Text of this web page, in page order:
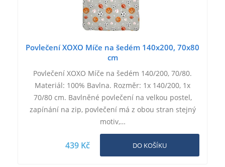
Povlečení XOXO Míče na šedém 140x200, 70x80
cm
Povlečení XOXO Míče na šedém 140/200, 70/80.
Materiál: 100% Bavlna. Rozměr: 1x 140/200, 1x
70/80 cm. Bavlněné povlečení na velkou postel,
zapínání na zip, povlečení má z obou stran stejný
motiv,…
439 Kč DO KOŠÍKU